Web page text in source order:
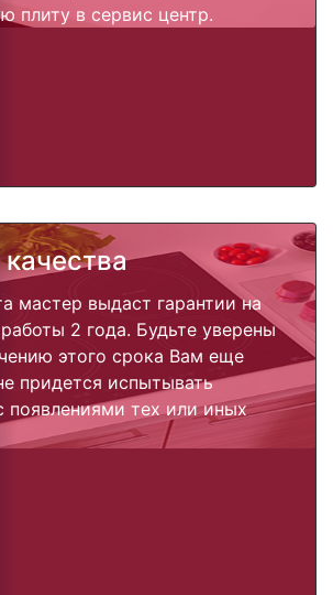
плиту в сервис центр.
качества
мастер выдаст гарантии на
2 года. Будьте уверены
этого срока Вам еще
придется испытывать
появлениями тех или иных